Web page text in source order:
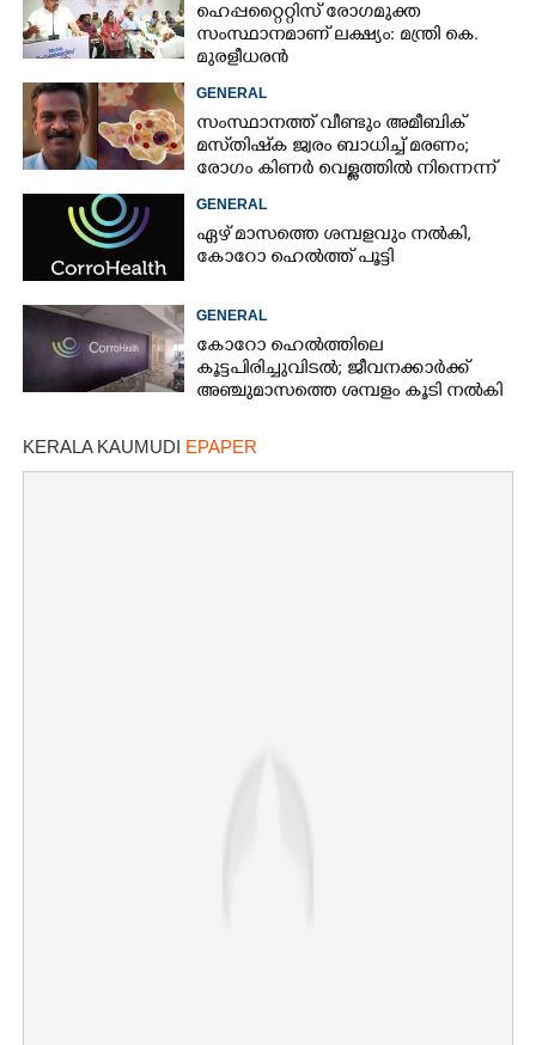
ഹെപ്പറ്റൈറ്റിസ് രോഗമുക്ത
സംസ്ഥാനമാണ് ലക്ഷ്യം: മന്ത്രി കെ.
മുരളീധരൻ
GENERAL
സംസ്ഥാനത്ത് വീണ്ടും അമീബിക്
മസ്‌തിഷ്‌ക ജ്വരം ബാധിച്ച് മരണം;
രോഗം കിണർ വെള്ളത്തിൽ നിന്നെന്ന്
GENERAL
ഏഴ് മാസത്തെ ശമ്പളവും നൽകി,
കോറോ ഹെൽത്ത് പൂട്ടി
GENERAL
കോറോ ഹെൽത്തിലെ
കൂട്ടപിരിച്ചുവിടൽ; ജീവനക്കാർക്ക്
അഞ്ചുമാസത്തെ ശമ്പളം കൂടി നൽകി
KERALA KAUMUDI EPAPER